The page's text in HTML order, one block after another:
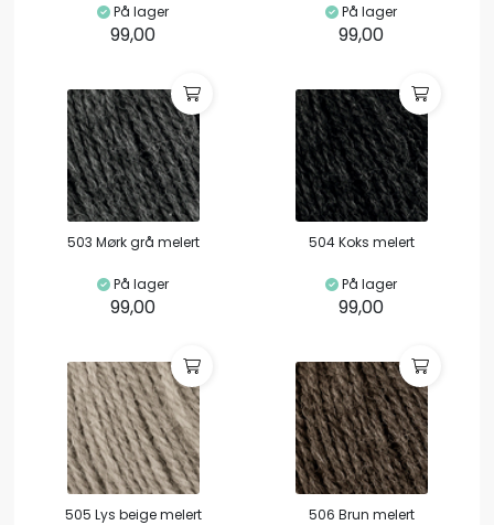
På lager
99,00
På lager
99,00
503 Mørk grå melert
På lager
99,00
504 Koks melert
På lager
99,00
505 Lys beige melert 506 Brun melert